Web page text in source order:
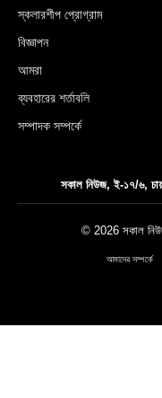
স্কলারশীপ প্রোগ্রাম
বিজ্ঞাপন
আমরা
ব্যবহারের শর্তাবলি
সম্পাদক সম্পর্কে
সকাল নিউজ, ই-১৭/৬,
© 2026 সকাল
আমাদের সম্পর্কে